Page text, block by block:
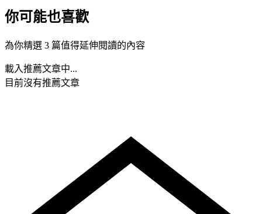
你可能也喜歡
為你精選 3 篇值得延伸閱讀的內容
載入推薦文章中...
目前沒有推薦文章